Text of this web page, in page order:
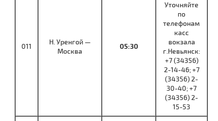
011
Н. Уренгой —
Москва
05:30
Уточняйте
по
телефонам
касс
вокзала
г.Невьянск:
+7 (34356)
2-14-46; +7
(34356) 2-
30-40; +7
(34356) 2-
15-53